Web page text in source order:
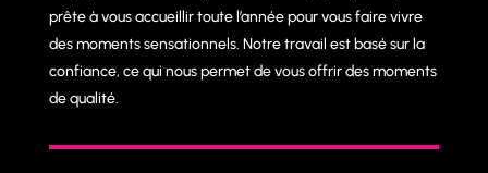
prête à vous accueillir toute l’année pour vous faire vivre
des moments sensationnels. Notre travail est basé sur la
confiance, ce qui nous permet de vous offrir des moments
de qualité.